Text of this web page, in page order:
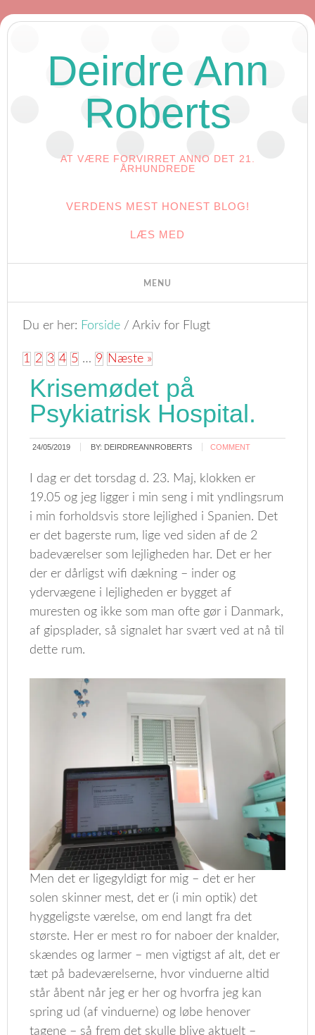
Deirdre Ann
Roberts
AT VÆRE FORVIRRET ANNO DET 21.
ÅRHUNDREDE
VERDENS MEST HONEST BLOG!
LÆS MED
Du er her: Forside / Arkiv for Flugt
1 2 3 4 5 … 9 Næste »
Krisemødet på
Psykiatrisk Hospital.
24/05/2019 BY: DEIRDREANNROBERTS COMMENT
I dag er det torsdag d. 23. Maj, klokken er
19.05 og jeg ligger i min seng i mit yndlingsrum
i min forholdsvis store lejlighed i Spanien. Det
er det bagerste rum, lige ved siden af de 2
badeværelser som lejligheden har. Det er her
der er dårligst wifi dækning – inder og
ydervægene i lejligheden er bygget af
muresten og ikke som man ofte gør i Danmark,
af gipsplader, så signalet har svært ved at nå til
dette rum.
Men det er ligegyldigt for mig – det er her
solen skinner mest, det er (i min optik) det
hyggeligste værelse, om end langt fra det
største. Her er mest ro for naboer der knalder,
skændes og larmer – men vigtigst af alt, det er
tæt på badeværelserne, hvor vinduerne altid
står åbent når jeg er her og hvorfra jeg kan
spring ud (af vinduerne) og løbe henover
tagene – så frem det skulle blive aktuelt –